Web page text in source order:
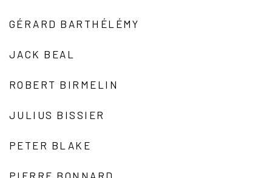
GÉRARD BARTHÉLÉMY
JACK BEAL
ROBERT BIRMELIN
JULIUS BISSIER
PETER BLAKE
PIERRE BONNARD